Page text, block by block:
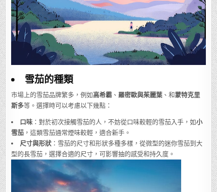
雪茄的種類
市場上的雪茄品牌繁多，例如高希霸 、羅密歐與茱麗葉 、和蒙特克里
斯多等。選擇時可以考慮以下幾點：
口味 ：對於初次接觸雪茄的人，不妨從口味較輕的雪茄入手，如小
雪茄 ，這類雪茄通常煙味較輕，適合新手。
尺寸與形狀 ：雪茄的尺寸和形狀多種多樣，從微型的迷你雪茄到大
型的長雪茄，選擇合適的尺寸，可影響抽的感受和持久度。